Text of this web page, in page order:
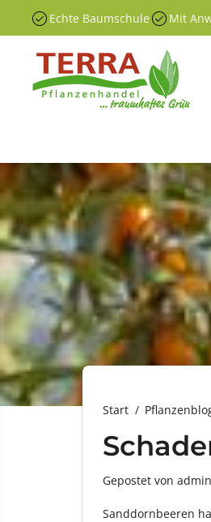
SIE ZU
INHALTEN
Echte Baumschule Mit
Start
Gepostet von admin
Sanddornbeeren